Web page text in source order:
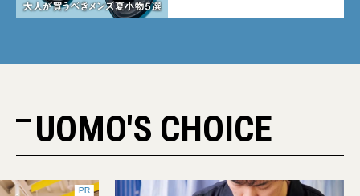
UOMO'S CHOICE
PR